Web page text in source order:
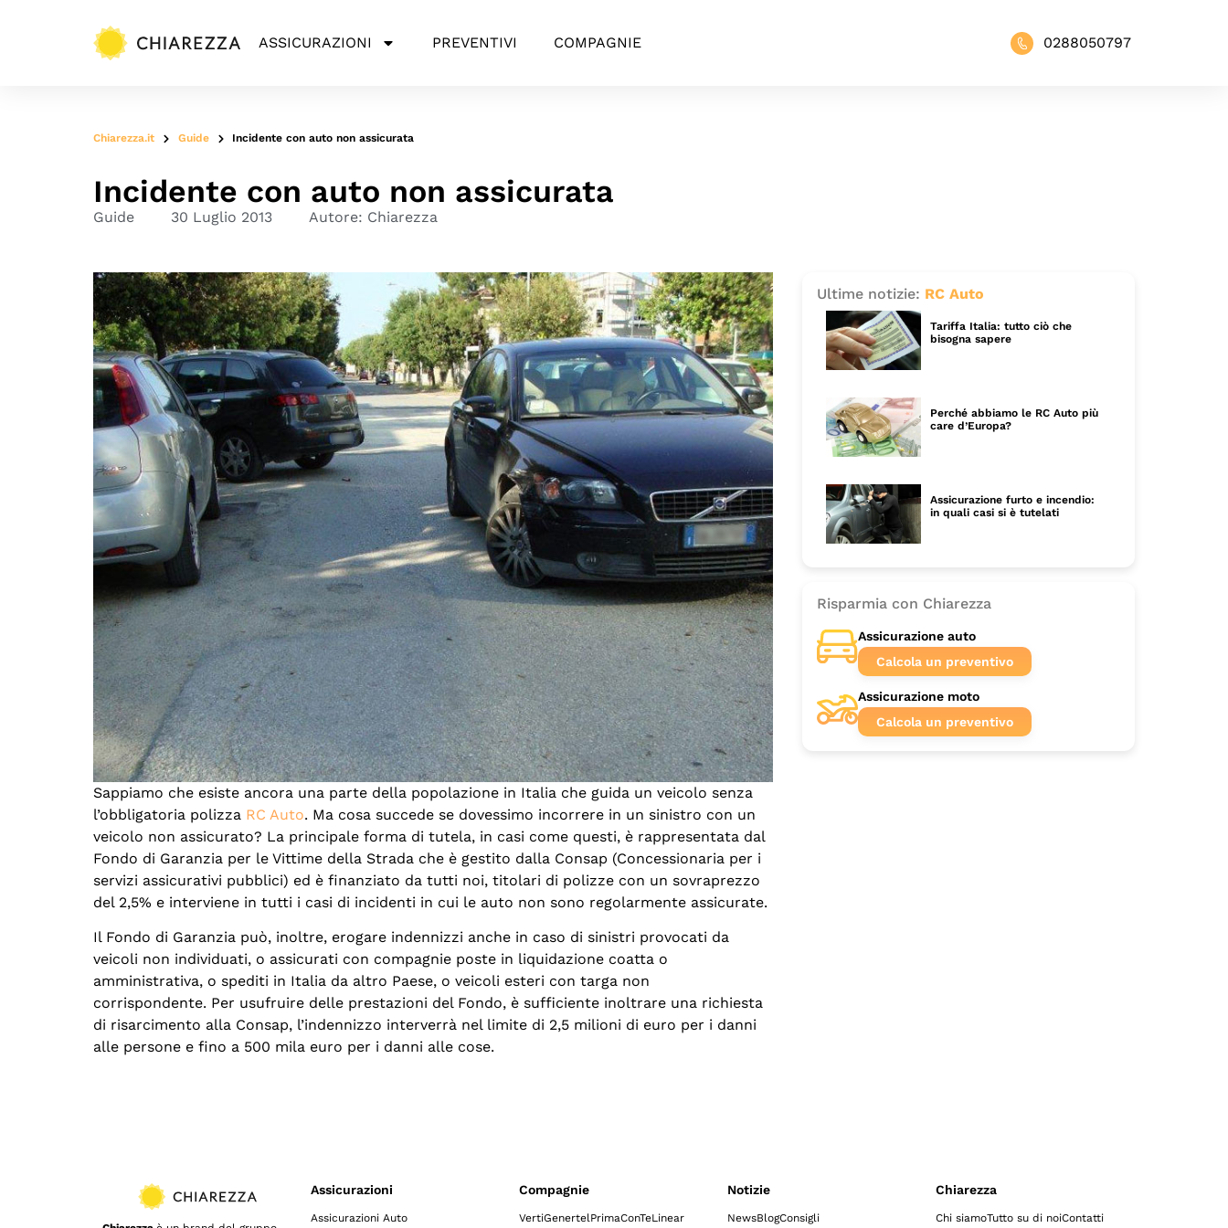
ASSICURAZIONI PREVENTIVI COMPAGNIE 0288050797
Chiarezza.it Guide Incidente con auto non assicurata
Incidente con auto non assicurata
Guide 30 Luglio 2013 Autore: Chiarezza
Sappiamo che esiste ancora una parte della popolazione in Italia che guida un veicolo senza
l’obbligatoria polizza RC Auto. Ma cosa succede se dovessimo incorrere in un sinistro con un
veicolo non assicurato? La principale forma di tutela, in casi come questi, è rappresentata dal
Fondo di Garanzia per le Vittime della Strada che è gestito dalla Consap (Concessionaria per i
servizi assicurativi pubblici) ed è finanziato da tutti noi, titolari di polizze con un sovraprezzo
del 2,5% e interviene in tutti i casi di incidenti in cui le auto non sono regolarmente assicurate.
Il Fondo di Garanzia può, inoltre, erogare indennizzi anche in caso di sinistri provocati da
veicoli non individuati, o assicurati con compagnie poste in liquidazione coatta o
amministrativa, o spediti in Italia da altro Paese, o veicoli esteri con targa non
corrispondente. Per usufruire delle prestazioni del Fondo, è sufficiente inoltrare una richiesta
di risarcimento alla Consap, l’indennizzo interverrà nel limite di 2,5 milioni di euro per i danni
alle persone e fino a 500 mila euro per i danni alle cose.
Ultime notizie: RC Auto
Tariffa Italia: tutto ciò che
bisogna sapere
Perché abbiamo le RC Auto più
care d’Europa?
Assicurazione furto e incendio:
in quali casi si è tutelati
Risparmia con Chiarezza
Assicurazione auto
Calcola un preventivo
Assicurazione moto
Calcola un preventivo
Assicurazioni
Assicurazioni Auto
Compagnie
VertiGenertel PrimaConTeLinear
Notizie
NewsBlogConsigli
Chiarezza
Chi siamoTutto su di noiContatti